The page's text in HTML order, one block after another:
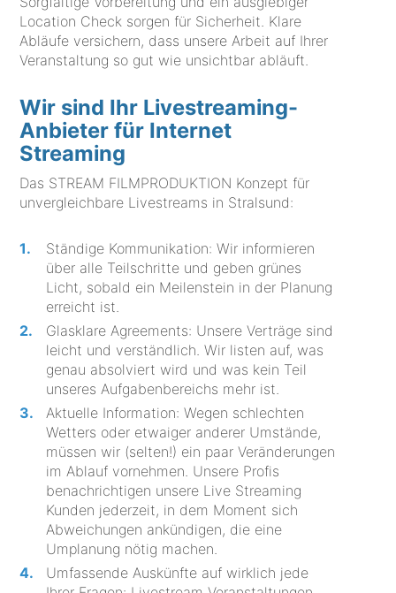
Location Check sorgen für Sicherheit. Klare
Abläufe versichern, dass unsere Arbeit auf Ihrer
Veranstaltung so gut wie unsichtbar abläuft.
Wir sind Ihr Livestreaming-
Anbieter für Internet
Streaming
Das STREAM FILMPRODUKTION Konzept für
unvergleichbare Livestreams in Stralsund:
Ständige Kommunikation: Wir informieren
über alle Teilschritte und geben grünes
Licht, sobald ein Meilenstein in der Planung
erreicht ist.
Glasklare Agreements: Unsere Verträge sind
leicht und verständlich. Wir listen auf, was
genau absolviert wird und was kein Teil
unseres Aufgabenbereichs mehr ist.
Aktuelle Information: Wegen schlechten
Wetters oder etwaiger anderer Umstände,
müssen wir (selten!) ein paar Veränderungen
im Ablauf vornehmen. Unsere Profis
benachrichtigen unsere Live Streaming
Kunden jederzeit, in dem Moment sich
Abweichungen ankündigen, die eine
Umplanung nötig machen.
Umfassende Auskünfte auf wirklich jede